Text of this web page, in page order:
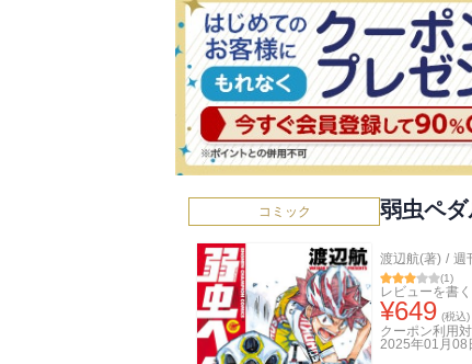
コミック 弱虫ペ
渡辺航(著) / 週
(1)
レビューを書く
¥649 (税込)
クーポン利用
2025年01月08